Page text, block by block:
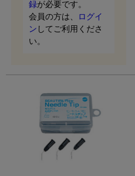
録が必要です。
会員の方は、
ログイ
ン してご利用くださ
い。